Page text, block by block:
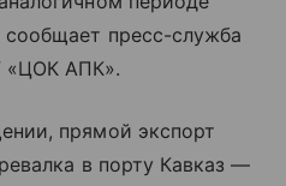
пресс-служба
«ЦОК АПК».
прямой экспорт
в порту Кавказ —